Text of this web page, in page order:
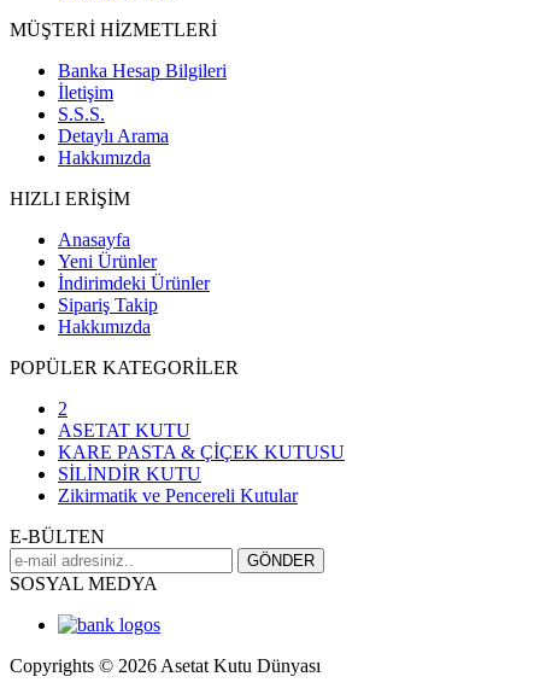
MÜŞTERİ HİZMETLERİ
Banka Hesap Bilgileri
İletişim
S.S.S.
Detaylı Arama
Hakkımızda
HIZLI ERİŞİM
Anasayfa
Yeni Ürünler
İndirimdeki Ürünler
Sipariş Takip
Hakkımızda
POPÜLER KATEGORİLER
2
ASETAT KUTU
KARE PASTA & ÇİÇEK KUTUSU
SİLİNDİR KUTU
Zikirmatik ve Pencereli Kutular
E-BÜLTEN
SOSYAL MEDYA
Copyrights © 2026 Asetat Kutu Dünyası